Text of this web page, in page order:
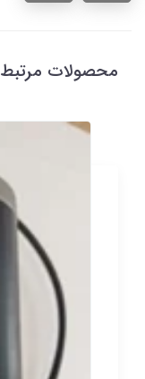
محصولات مرتبط